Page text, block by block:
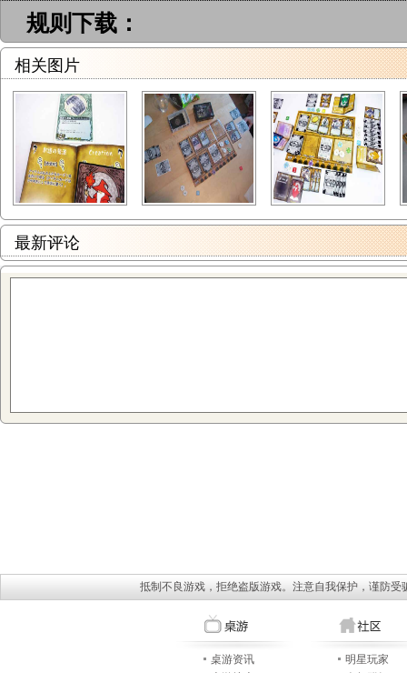
规则下载：
相关图片
最新评论
抵制不良游戏，拒绝盗版游戏。注意自我保护，谨防
桌游资讯
明星玩家